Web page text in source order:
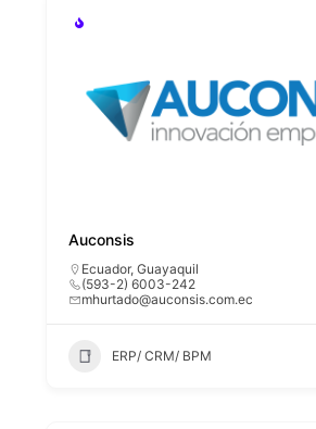
Auconsis
Ecuador,Guayaquil
(593-2) 6003-242
mhurtado@auconsis.com.ec
ERP/ CRM/ BPM